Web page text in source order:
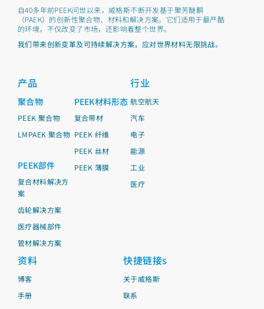
自40多年前PEEK问世以来，威格斯不断开发基于聚芳醚酮
（PAEK）的创新性聚合物、材料和解决方案。它们适用于最严酷
的环境，不仅改变了市场，还影响着整个世界。
我们带来创新变革及可持续解决方案，应对世界材料无限挑战。
产品
聚合物
PEEK 聚合物
LMPAEK 聚合物
PEEK部件
复合材料解决方
案
齿轮解决方案
医疗器械部件
管材解决方案
PEEK材料形态
复合带材
PEEK 纤维
PEEK 丝材
PEEK 薄膜
行业
航空航天
汽车
电子
能源
工业
医疗
资料
博客
手册
快捷链接s
关于威格斯
联系